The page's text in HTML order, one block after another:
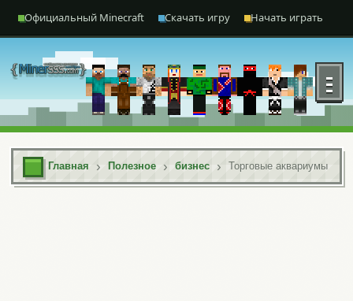
Официальный Minecraft Скачать игру Начать играть
Главная Полезное бизнес Торговые аквариумы